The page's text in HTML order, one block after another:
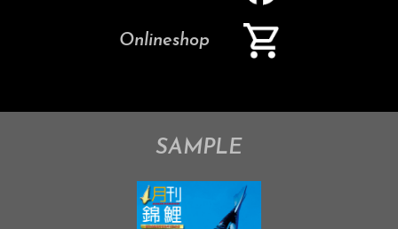
Onlineshop
SAMPLE